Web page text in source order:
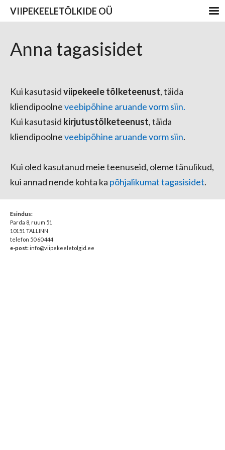
VIIPEKEELETÕLKIDE OÜ
Anna tagasisidet
Kui kasutasidviipekeele tõlketeenust, täida
kliendipoolneveebipõhine aruande vorm siin.
Kui kasutasid kirjutustõlketeenust, täida
kliendipoolneveebipõhine aruande vorm siin.
Kui oled kasutanud meie teenuseid, oleme tänulikud,
kui annad nende kohta ka põhjalikumat tagasisidet.
Esindus:
Parda 8, ruum 51
10151 TALLINN
telefon 50 60 444
e-post:info@viipekeeletolgid.ee